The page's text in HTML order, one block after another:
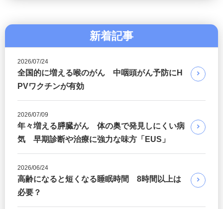
新着記事
2026/07/24
全国的に増える喉のがん 中咽頭がん予防にH
PVワクチンが有効
2026/07/09
年々増える膵臓がん 体の奥で発見しにくい病
気 早期診断や治療に強力な味方「EUS」
2026/06/24
高齢になると短くなる睡眠時間 8時間以上は
必要？